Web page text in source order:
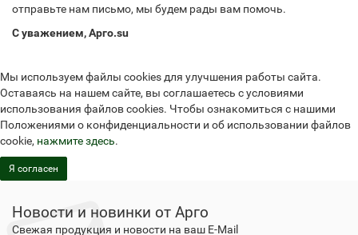
отправьте нам письмо, мы будем рады вам помочь.
С уважением, Арго.su
Мы используем файлы cookies для улучшения работы сайта.
Оставаясь на нашем сайте, вы соглашаетесь с условиями
использования файлов cookies. Чтобы ознакомиться с нашими
Положениями о конфиденциальности и об использовании файлов
cookie, нажмите здесь.
Я согласен
Новости и новинки от Арго
Свежая продукция и новости на ваш E-Mail